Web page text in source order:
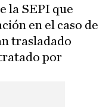
la SEPI que
en el caso de
trasladado
por